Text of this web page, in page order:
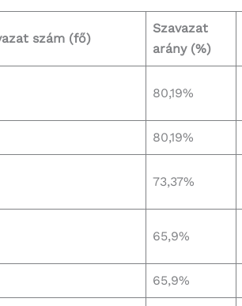
szám (fő)
Szavazat
arány (%)
80,19%
80,19%
73,37%
65,9%
65,9%